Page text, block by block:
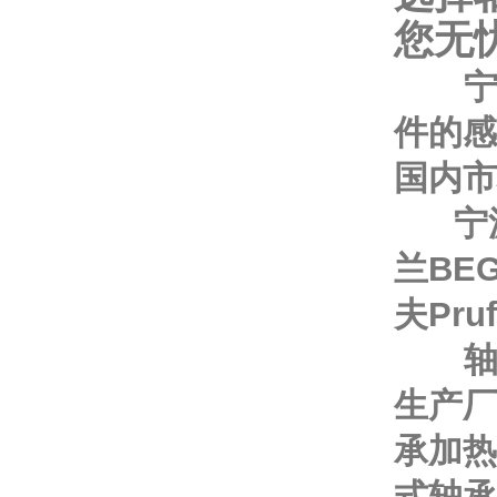
您无
件的
国内
宁波
兰
夫
轴承
生产
承加